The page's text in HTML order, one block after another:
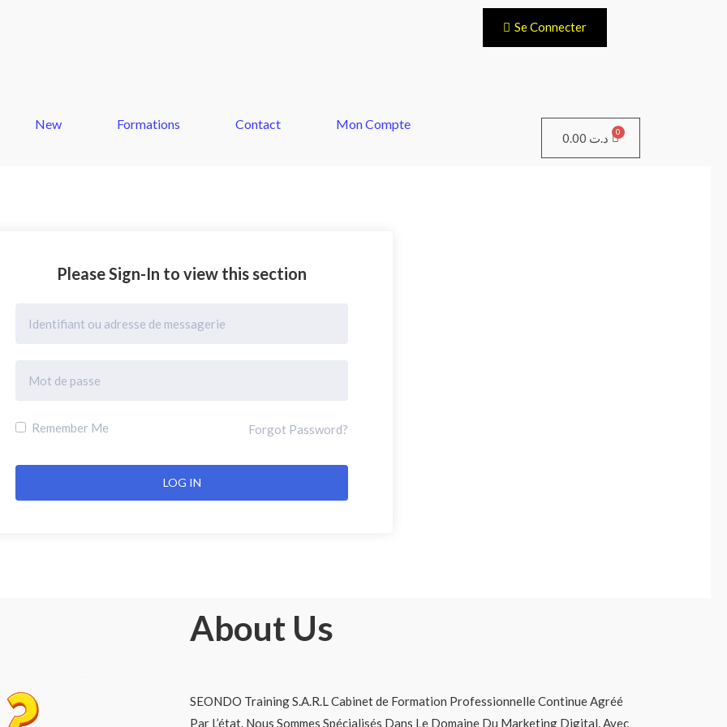
Se Connecter
New Formations Contact Mon Compte
0.00 د.ت Panier
Please Sign-In to view this section
Remember Me Forgot Password?
About Us
SEONDO Training S.A.R.L Cabinet de Formation Professionnelle Continue Agréé
Par L’état. Nous Sommes Spécialisés Dans Le Domaine Du Marketing Digital. Avec